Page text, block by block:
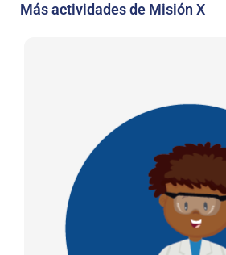
Más actividades de Misión X